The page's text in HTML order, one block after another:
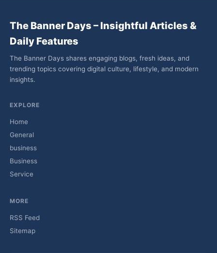
The Banner Days – Insightful Articles &
Daily Features
The Banner Days shares engaging blogs, fresh ideas, and
trending topics covering digital culture, lifestyle, and modern
insights.
EXPLORE
Home
General
business
Business
Service
MORE
RSS Feed
Sitemap